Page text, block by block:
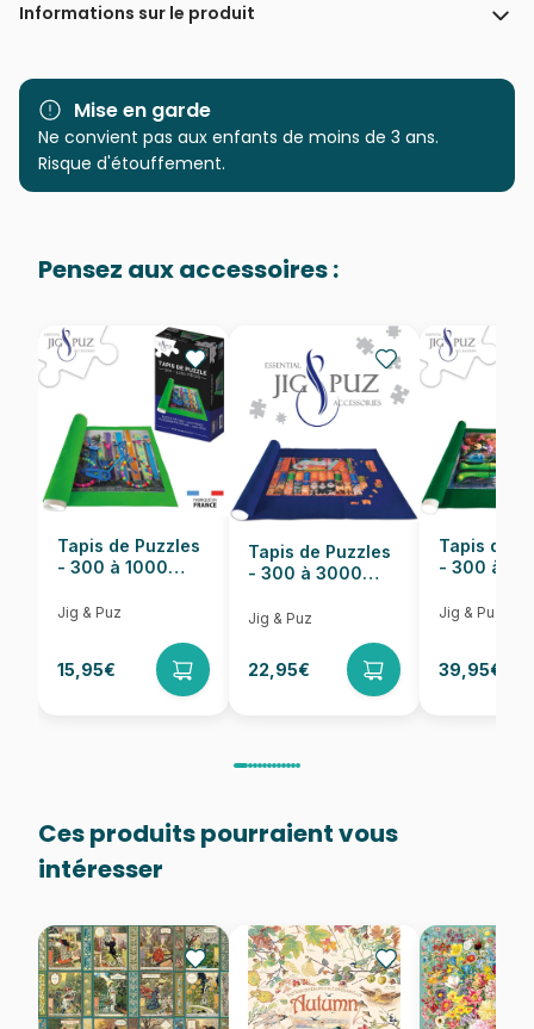
Informations sur le produit
Marque Cobble Hill
Catégorie Puzzles - Déco et Objets
Age
Puzzle pour Adultes (500 à
Provenance Puzzles fabriqués en France
EAN 625012401166
Nombre de pièces 1000 pièces
Dimensions 68 x 49 cm
Mise en garde
Ne convient pas aux enfants de moins de 3 ans.
Risque d'étouffement.
Pensez aux accessoires :
Tapis de Puzzles
- 300 à 1000
Jig & Puz
15,95€
Tapis de Puzzles
- 300 à 3000
Jig & Puz
22,95€
Tapis de
- 300 à
Jig & Puz
39,95€
Ces produits pourraient vous
intéresser